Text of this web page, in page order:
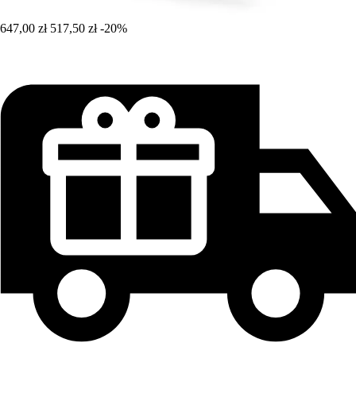
647,00 zł 517,50 zł -20%